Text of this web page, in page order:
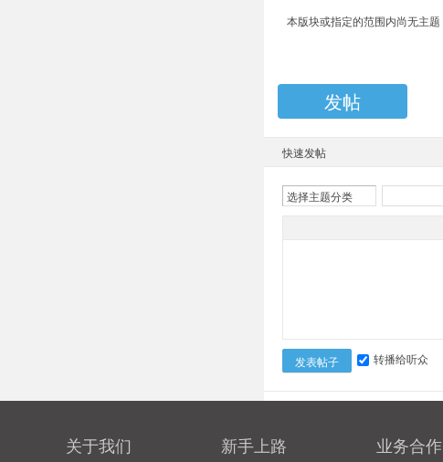
本版块或指定的范围内尚无主题
发帖
快速发帖
选择主题分类
发表帖子 转播给听众
关于我们 新手上路 业务合作